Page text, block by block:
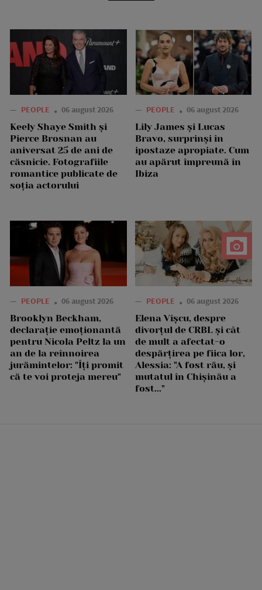
— PEOPLE 06 august 2026
Keely Shaye Smith și
Pierce Brosnan au
aniversat 25 de ani de
căsnicie. Fotografiile
romantice publicate de
soția actorului
— PEOPLE 06 august 2026
Lily James și Lucas
Bravo, surprinși în
ipostaze apropiate. Cum
au apărut împreună în
Ibiza
— PEOPLE 06 august 2026
Brooklyn Beckham,
declarație emoționantă
pentru Nicola Peltz la un
an de la reînnoirea
jurămintelor: "Îți promit
că te voi proteja mereu"
— PEOPLE 06 august 2026
Elena Vîșcu, despre
divorțul de CRBL și cât
de mult a afectat-o
despărțirea pe fiica lor,
Alessia: "A fost rău, și
mutatul în Chișinău a
fost..."